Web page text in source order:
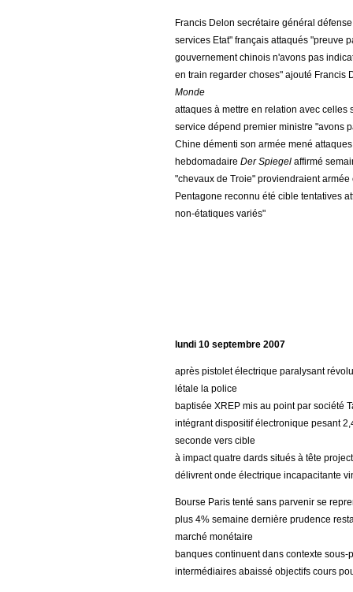
Francis Delon secrétaire général
services Etat" français attaqués "preuve
gouvernement chinois n'avons pas
en train regarder choses" ajouté
Monde
attaques à mettre en relation avec celles
service dépend premier ministre "avons
Chine démenti son armée mené
hebdomadaire Der Spiegelaffirmé
"chevaux de Troie" proviendraient
Pentagone reconnu été cible tentatives
non-étatiques variés"
lundi 10 septembre 2007
après pistolet électrique paralysant
létale la police
baptisée XREP mis au point par société
intégrant dispositif électronique pesant
seconde vers cible
à impact quatre dards situés à tête
délivrent onde électrique incapacitante
Bourse Paris tenté sans parvenir se
plus 4% semaine dernière prudence
marché monétaire
banques continuent dans contexte
intermédiaires abaissé objectifs cours